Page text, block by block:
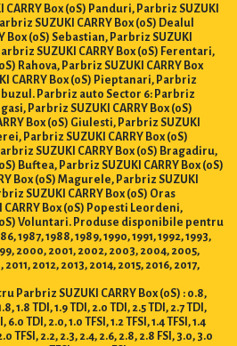
Box (0S) Panduri, Parbriz SUZUKI
SUZUKI CARRY Box (0S) Dealul
Box (0S) Sebastian, Parbriz SUZUKI
SUZUKI CARRY Box (0S) Ferentari,
Rahova, Parbriz SUZUKI CARRY Box
CARRY Box (0S) Pieptanari, Parbriz
Parbriz auto Sector 6: Parbriz
Parbriz SUZUKI CARRY Box (0S)
Box (0S) Giulesti, Parbriz SUZUKI
Parbriz SUZUKI CARRY Box (0S)
SUZUKI CARRY Box (0S) Bragadiru,
Buftea, Parbriz SUZUKI CARRY Box (0S)
Box (0S) Magurele, Parbriz SUZUKI
SUZUKI CARRY Box (0S) Oras
Box (0S) Popesti Leordeni,
(0S) Voluntari. Produse disponibile pentru
1987, 1988, 1989, 1990, 1991, 1992, 1993,
2000, 2001, 2002, 2003, 2004, 2005,
2012, 2013, 2014, 2015, 2016, 2017,
SUZUKI CARRY Box (0S) : 0.8,
1.8 TDI, 1.9 TDI, 2.0 TDI, 2.5 TDI, 2.7 TDI,
TDI, 2.0, 1.0 TFSI, 1.2 TFSI, 1.4 TFSI, 1.4
TFSI, 2.2, 2.3, 2.4, 2.6, 2.8, 2.8 FSI, 3.0, 3.0